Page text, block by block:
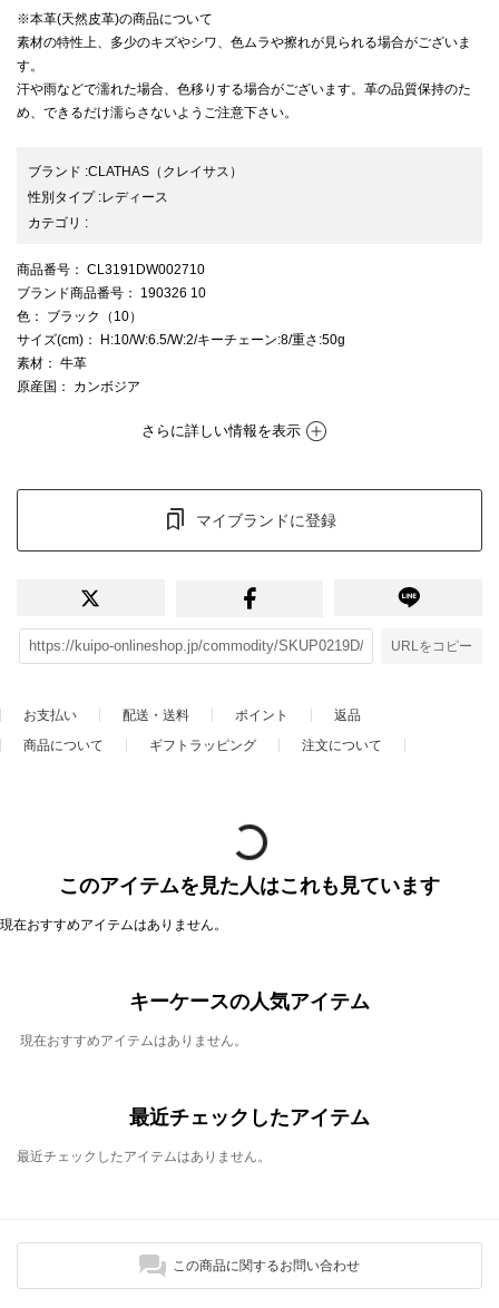
※本革(天然皮革)の商品について
素材の特性上、多少のキズやシワ、色ムラや擦れが見られる場合がございま
す。
汗や雨などで濡れた場合、色移りする場合がございます。革の品質保持のた
め、できるだけ濡らさないようご注意下さい。
ブランド :CLATHAS （クレイサス）
性別タイプ:レディース
カテゴリ :
商品番号 ： CL3191DW002710
ブランド商品番号 ： 190326 10
色 ： ブラック（10）
サイズ(cm) ： H:10/W:6.5/W:2/キーチェーン:8/重さ:50g
素材 ： 牛革
原産国 ： カンボジア
さらに詳しい情報を表示
マイブランドに登録
URLをコピー
お支払い 配送・送料 ポイント
返品
商品について
ギフトラッピング 注文について
このアイテムを見た人はこれも見ています
現在おすすめアイテムはありません。
キーケースの人気アイテム
現在おすすめアイテムはありません。
最近チェックしたアイテム
最近チェックしたアイテムはありません。
この商品に関するお問い合わせ